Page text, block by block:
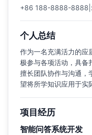
+86 188-8888-8888
个人总结
作为一名充满活力的应
极参与各项活动，具备
擅长团队协作与沟通，
望将所学知识应用于实
项目经历
智能问答系统开发